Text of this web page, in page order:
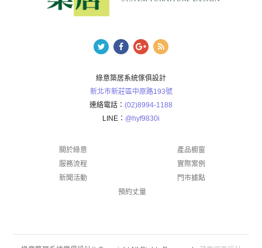
綠意築居系統傢俱設計
新北市新莊區中原路193號
連絡電話： (02)8994-1188
LINE： @hyf9830i
關於綠意
產品櫥窗
服務流程
實際案例
新聞活動
門市據點
預約丈量